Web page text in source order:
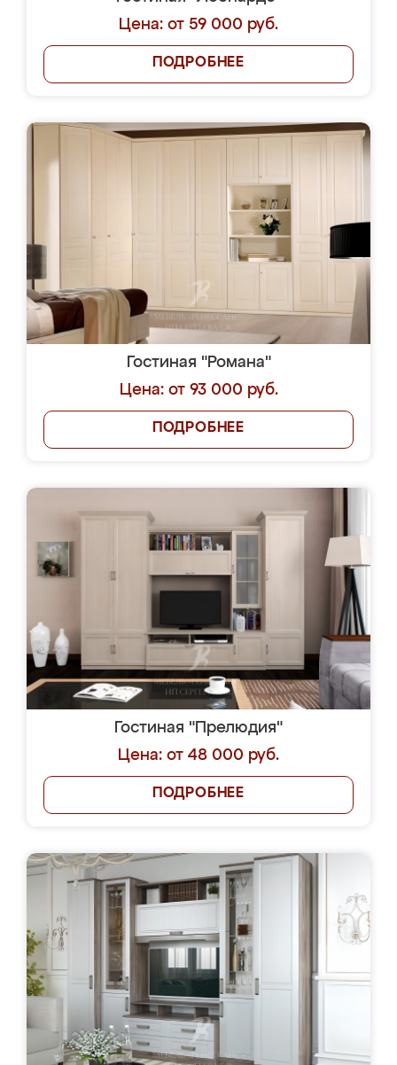
Цена: от 59 000 руб.
ПОДРОБНЕЕ
Гостиная "Романа"
Цена: от 93 000 руб.
ПОДРОБНЕЕ
Гостиная "Прелюдия"
Цена: от 48 000 руб.
ПОДРОБНЕЕ